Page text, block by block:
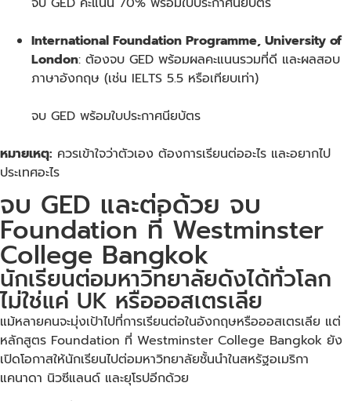
International Foundation Programme, University of
London: ต้องจบ GED พร้อมผลคะแนนรวมที่ดี และผลสอบ
ภาษาอังกฤษ (เช่น IELTS 5.5 หรือเทียบเท่า)
จบ GED พร้อมใบประกาศนียบัตร
หมายเหตุ: ควรเข้าใจว่าตัวเอง ต้องการเรียนต่ออะไร และอยากไป
ประเทศอะไร
จบ GED และต่อด้วย จบ
Foundation ที่ Westminster
College Bangkok
นักเรียนต่อมหาวิทยาลัยดังได้ทั่วโลก
ไม่ใช่แค่ UK หรือออสเตรเลีย
แม้หลายคนจะมุ่งเป้าไปที่การเรียนต่อในอังกฤษหรือออสเตรเลีย แต่
หลักสูตร Foundation ที่ Westminster College Bangkok ยัง
เปิดโอกาสให้นักเรียนไปต่อมหาวิทยาลัยชั้นนำในสหรัฐอเมริกา
แคนาดา นิวซีแลนด์ และยุโรปอีกด้วย